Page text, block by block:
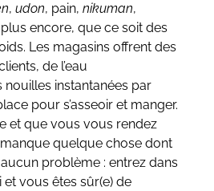
, udon, pain, nikuman,
encore, que ce soit des
Les magasins offrent des
de l’eau
instantanées par
pour s’asseoir et manger.
et que vous vous rendez
quelque chose dont
problème : entrez dans
vous êtes sûr(e) de